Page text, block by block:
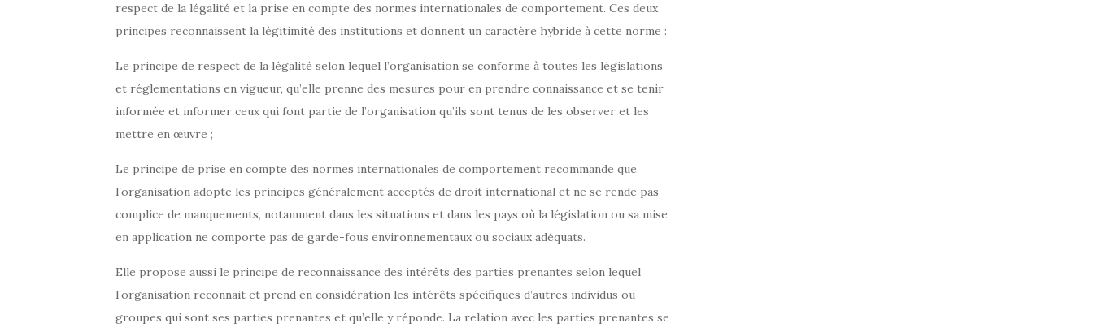
respect de la légalité et la prise en compte des normes internationales de comportement. Ces deux
principes reconnaissent la légitimité des institutions et donnent un caractère hybride à cette norme :
Le principe de respect de la légalité selon lequel l’organisation se conforme à toutes les législations
et réglementations en vigueur, qu’elle prenne des mesures pour en prendre connaissance et se tenir
informée et informer ceux qui font partie de l’organisation qu’ils sont tenus de les observer et les
mettre en œuvre ;
Le principe de prise en compte des normes internationales de comportement recommande que
l’organisation adopte les principes généralement acceptés de droit international et ne se rende pas
complice de manquements, notamment dans les situations et dans les pays où la législation ou sa mise
en application ne comporte pas de garde-fous environnementaux ou sociaux adéquats.
Elle propose aussi le principe de reconnaissance des intérêts des parties prenantes selon lequel
l’organisation reconnait et prend en considération les intérêts spécifiques d’autres individus ou
groupes qui sont ses parties prenantes et qu’elle y réponde. La relation avec les parties prenantes se